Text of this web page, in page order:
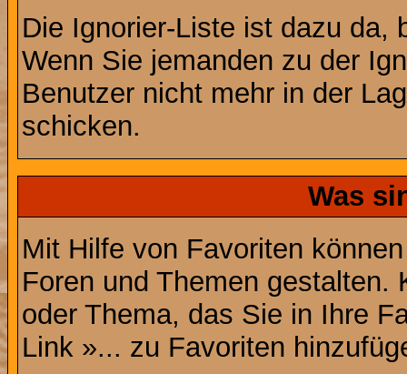
Die Ignorier-Liste ist dazu da,
Wenn Sie jemanden zu der
Benutzer nicht mehr in der
schicken.
Was
Mit Hilfe von Favoriten
Foren und Themen
oder Thema, das Sie in Ihre
Link »... zu Favoriten